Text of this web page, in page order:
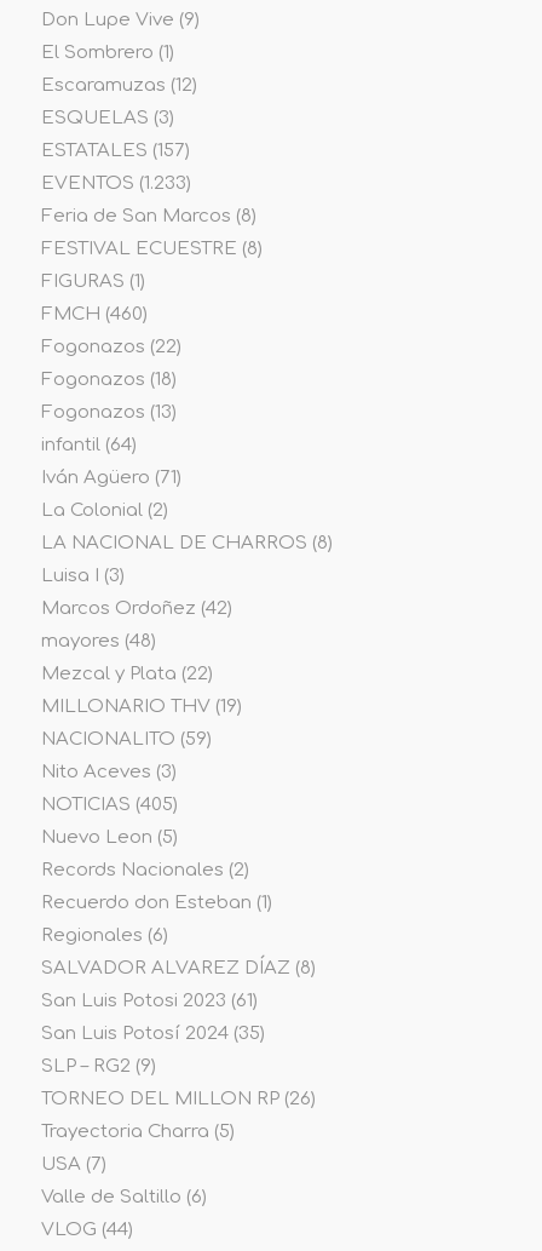
Don Lupe Vive (9)
El Sombrero (1)
Escaramuzas (12)
ESQUELAS (3)
ESTATALES (157)
EVENTOS (1.233)
Feria de San Marcos (8)
FESTIVAL ECUESTRE (8)
FIGURAS (1)
FMCH (460)
Fogonazos (22)
Fogonazos (18)
Fogonazos (13)
infantil(64)
Iván Agüero (71)
La Colonial(2)
LA NACIONAL DE CHARROS (8)
Luisa I
(3)
Marcos Ordoñez (42)
mayores (48)
Mezcal y Plata (22)
MILLONARIO THV(19)
NACIONALITO (59)
Nito Aceves (3)
NOTICIAS (405)
Nuevo Leon (5)
Records Nacionales (2)
Recuerdo don Esteban (1)
Regionales (6)
SALVADOR ALVAREZ DÍAZ (8)
San Luis Potosi 2023 (61)
San Luis Potosí 2024(35)
SLP – RG2 (9)
TORNEO DEL MILLON RP(26)
Trayectoria Charra (5)
USA(7)
Valle de Saltillo (6)
VLOG (44)